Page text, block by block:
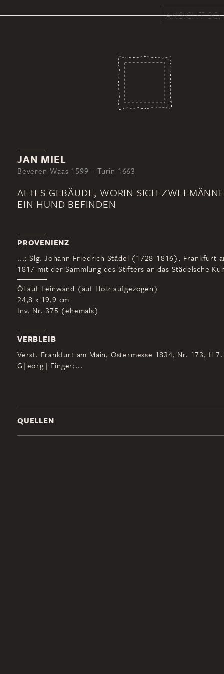
ANSICHT
JAN MIEL
Beveren-Waas 1599 – Turin 1663
ALTES GEBÄUDE, WORIN SICH ZWEI
EIN HUND BEFINDEN
PROVENIENZ
...; Slg. Johann Friedrich Städel (1728-1816), Frankfurt
1817 mit der Sammlung des Stifters an das Städelsche
Öl auf Leinwand (auf Holz aufgezogen)
24,8 x 19,9 cm
Inv. Nr. 375 (ehemals)
VERBLEIB
Verst. Frankfurt am Main, Ostermesse 1834, Nr. 173, fl
G[eorg] Finger;...
QUELLEN